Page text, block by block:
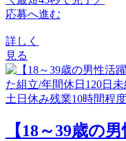
応募へ進む
詳しく
見る
【18～39歳の